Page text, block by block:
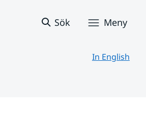
Sök Meny
In English